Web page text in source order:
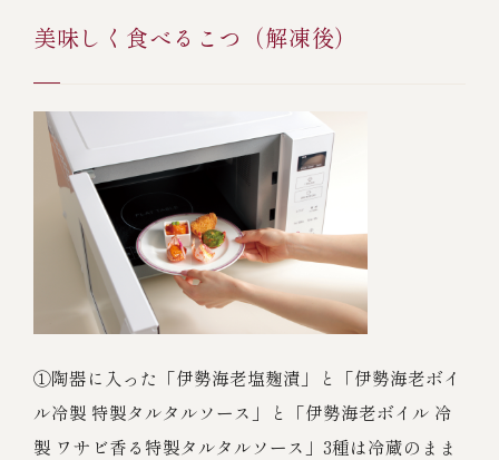
美味しく食べるこつ（解凍後）
①陶器に入った「伊勢海老塩麹漬」と「伊勢海老ボイ
ル冷製 特製タルタルソース」と「伊勢海老ボイル 冷
製 ワサビ香る特製タルタルソース」3種は冷蔵のまま